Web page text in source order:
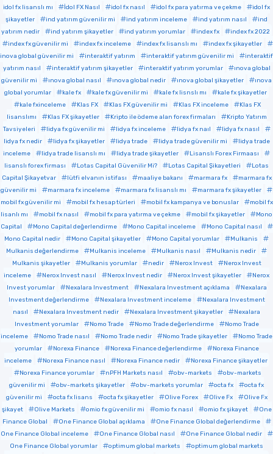
idol fx lisanslı mı
İdol FX Nasıl idol fx nasıl idol fx para yatırma ve çekme
idol fx
şikayetler
ind yatırım güvenilir mi ind yatırım inceleme ind yatırım nasıl
ind
yatırım nedir
ind yatırım şikayetler ind yatırım yorumlar index fx
index fx 2022
index fx güvenilir mi
index fx inceleme index fx lisanslı mı
index fx şikayetler
inova global güvenilir mi
interaktif yatırım interaktif yatırım güvenilir mi
interaktif
yatırım nasıl
interaktif yatırım şikayetler interaktif yatırım yorumlar
ınova global
güvenilir mi
ınova global nasıl ınova global nedir ınova global şikayetler
ınova
global yorumlar
kale fx kale fx güvenilir mi kale fx lisnslı mı
kale fx şikayetler
kale fxinceleme
Klas FX Klas FX güvenilir mi Klas FX inceleme
Klas FX
lisanslımı
Klas FX şikayetler Kripto ile ödeme alan forex firmaları
Kripto Yatırım
Tavsiyeleri
lidya fx güvenilir mi lidya fx inceleme lidya fx naıl
lidya fx nasıl
lidya fx nedir
lidya fx şikayetler lidya trade lidya trade güvenilir mi
lidya trade
inceleme
lidya trade lisanslı mı lidya trade şikayetler
Lisanslı Forex Firmaası
lisanslı forex firması
Lotas Capital Güvenilir Mi? Lotas Capital Şikayetleri
Lotas
Capital Şikayetvar
lütfi elvanın istifası maaliye bakanı marmara fx
marmara fx
güvenilir mi
marmara fx inceleme marmara fx lisanslı mı
marmara fx şikayetler
mobil fx güvenilir mi
mobil fx hesap türleri mobil fx kampanya ve bonuslar
mobil fx
lisanlı mı
mobil fx nasıl mobil fx para yatırma ve çekme mobil fx şikayetler
Mono
Capital
Mono Capital değerlendirme Mono Capital inceleme
Mono Capital nasıl
Mono Capital nedir
Mono Capital şikayetler Mono Capital yorumlar
Mulkanis
Mulkanis değerlendirme
Mulkanis inceleme Mulkanis nasıl
Mulkanis nedir
Mulkanis şikayetler
Mulkanis yorumlar nedir Nerox Invest
Nerox Invest
inceleme
Nerox Invest nasıl Nerox Invest nedir Nerox Invest şikayetler
Nerox
Invest yorumlar
Nexalara Investment Nexalara Investment açıklama
Nexalara
Investment değerlendirme
Nexalara Investment inceleme
Nexalara Investment
nasıl
Nexalara Investment nedir Nexalara Investment şikayetler
Nexalara
Investment yorumlar
Nomo Trade Nomo Trade değerlendirme
Nomo Trade
inceleme
Nomo Trade nasıl Nomo Trade nedir Nomo Trade şikayetler
Nomo Trade
yorumlar
Norexa Finance Norexa Finance değerlendirme
Norexa Finance
inceleme
Norexa Finance nasıl Norexa Finance nedir
Norexa Finance şikayetler
Norexa Finance yorumlar
nPFH Markets nasıl obv-markets
obv-markets
güvenilir mi
obv-markets şikayetler obv-markets yorumlar octa fx
octa fx
güvenilir mi
octa fx lisans octa fx şikayetler Olive Forex Olive Fx
Olive Fx
şikayet
Olive Markets omio fx güvenilir mi omio fx nasıl omio fx şikayet
One
Finance Global
One Finance Global açıklama
One Finance Global değerlendirme
One Finance Global inceleme
One Finance Global nasıl
One Finance Global nedir
One Finance Global yorumlar
optimum global markets
optimum global markets